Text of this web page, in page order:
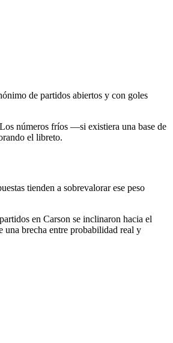
de partidos abiertos y con goles
números fríos —si existiera una base de
el libreto.
tienden a sobrevalorar ese peso
en Carson se inclinaron hacia el
una brecha entre probabilidad real y